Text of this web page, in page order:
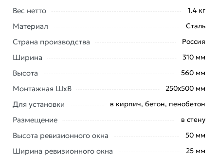
Вес нетто 1.4 кг
Материал Сталь
Страна производства Россия
Ширина 310 мм
Высота 560 мм
Монтажная ШхВ 250х500 мм
Для установки в кирпич, бетон, пенобетон
Размещение в стену
Высота ревизионного окна 50 мм
Ширина ревизионного окна 25 мм